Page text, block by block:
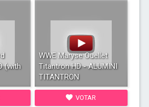
(with
WWE Maryse Ouellet
Titantron HD - ALUMINI
TITANTRON
VOTAR